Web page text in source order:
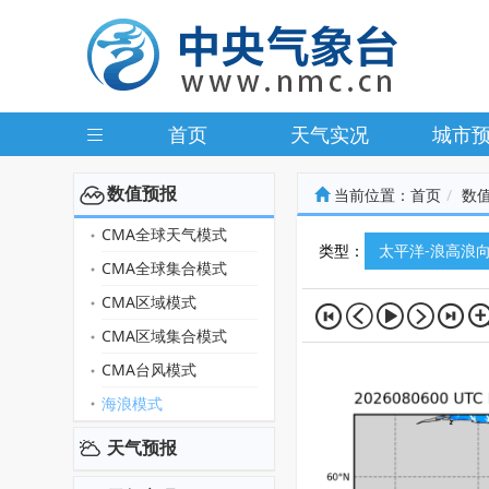
首页 天气实况 城市
数值预报
CMA全球天气模式
CMA全球集合模式
CMA区域模式
CMA区域集合模式
CMA台风模式
海浪模式
天气预报
当前位置： 首页 数
类型： 太平洋-浪高浪